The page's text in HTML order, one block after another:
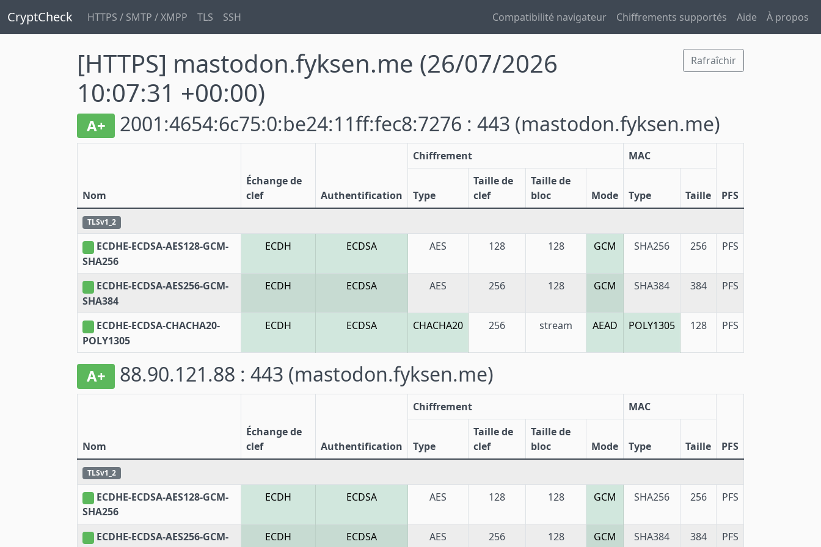
CryptCheck HTTPS / SMTP / XMPP TLS SSH Compatibilité navigateur Chiffrements supportés Aide À propos
[HTTPS] mastodon.fyksen.me (26/07/2026
10:07:31 +00:00)
Rafraîchir
A+ 2001:4654:6c75:0:be24:11ff:fec8:7276 : 443 (mastodon.fyksen.me)
Nom
Échange de
clef
Authentification
Chiffrement MAC
PFS
Type
Taille de
clef
Taille de
bloc
Mode Type Taille
TLSv1_2
ECDHE-ECDSA-AES128-GCM-
SHA256
ECDH ECDSA AES 128 128 GCM SHA256 256 PFS
ECDHE-ECDSA-AES256-GCM-
SHA384
ECDH ECDSA AES 256 128 GCM SHA384 384 PFS
ECDHE-ECDSA-CHACHA20-
POLY1305
ECDH ECDSA CHACHA20 256 stream AEAD POLY1305 128 PFS
A+ 88.90.121.88 : 443 (mastodon.fyksen.me)
Nom
Échange de
clef
Authentification
Chiffrement MAC
PFS
Type
Taille de
clef
Taille de
bloc
Mode Type Taille
TLSv1_2
ECDHE-ECDSA-AES128-GCM-
SHA256
ECDH ECDSA AES 128 128 GCM SHA256 256 PFS
ECDHE-ECDSA-AES256-GCM-
ECDH ECDSA AES 256 128 GCM SHA384 384 PFS